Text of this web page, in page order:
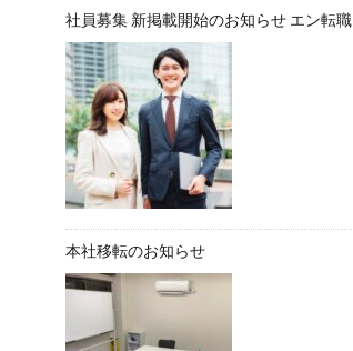
社員募集 新掲載開始のお知らせ エン転職
本社移転のお知らせ